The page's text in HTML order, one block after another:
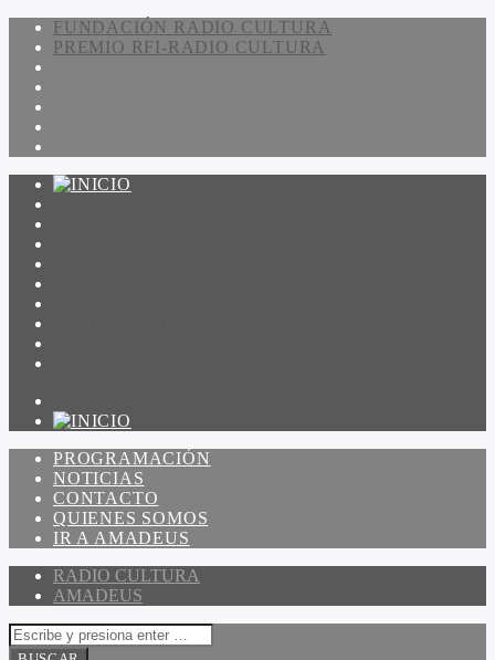
FUNDACIÓN RADIO CULTURA
PREMIO RFI-RADIO CULTURA
PROGRAMACIÓN
NOTICIAS
CONTACTO
QUIENES SOMOS
IR A AMADEUS
RADIO CULTURA
AMADEUS